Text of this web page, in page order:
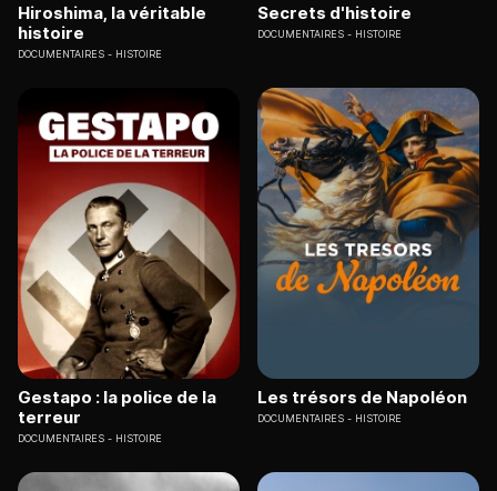
Hiroshima, la véritable
histoire
DOCUMENTAIRES HISTOIRE
Secrets d'histoire
DOCUMENTAIRES HISTOIRE
Gestapo : la police de la
terreur
DOCUMENTAIRES HISTOIRE
Les trésors de Napoléon
DOCUMENTAIRES HISTOIRE